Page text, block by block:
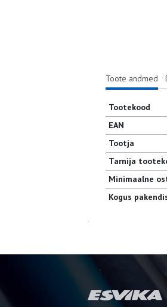
Toote andmed
Tootekood
EAN
Tootja
Tarnija
Minimaalne
Kogus